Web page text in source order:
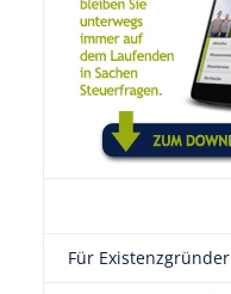
Für Existenzgründer